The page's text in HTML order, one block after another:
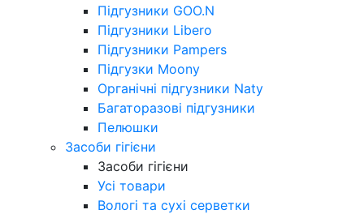
Підгузники GOO.N
Підгузники Libero
Підгузники Pampers
Підгузки Moony
Органічні підгузники Naty
Багаторазові підгузники
Пелюшки
Засоби гігієни
Засоби гігієни
Усі товари
Вологі та сухі серветки